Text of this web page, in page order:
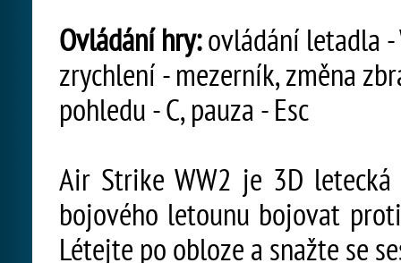
Ovládání hry:ovládání letadla -
zrychlení - mezerník, změna
pohledu - C, pauza - Esc
Air Strike WW2 je 3D
bojového letounu bojovat
Létejte po obloze a snažte se